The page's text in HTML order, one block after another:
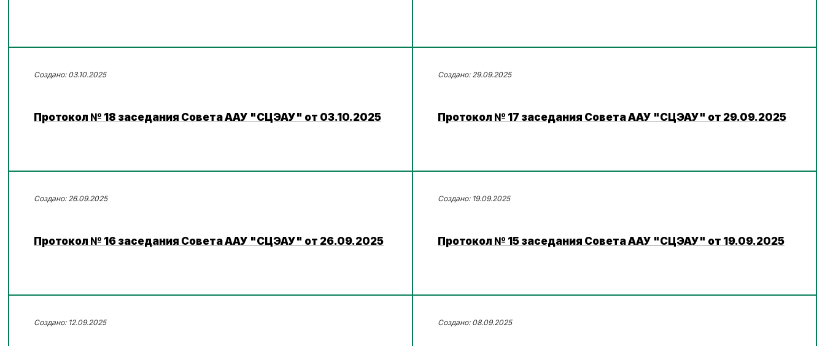
03.10.2025
Протокол № 18 заседания Совета ААУ "СЦЭАУ" от 03.10.2025
29.09.2025
Протокол № 17 заседания Совета ААУ "СЦЭАУ" от 29.09.2025
26.09.2025
Протокол № 16 заседания Совета ААУ "СЦЭАУ" от 26.09.2025
19.09.2025
Протокол № 15 заседания Совета ААУ "СЦЭАУ" от 19.09.2025
12.09.2025 08.09.2025